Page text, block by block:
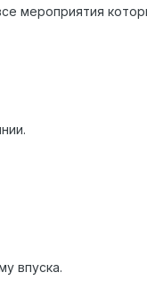
мероприятия
впуска.